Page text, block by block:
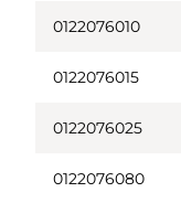
0122076010
0122076015
0122076025
0122076080